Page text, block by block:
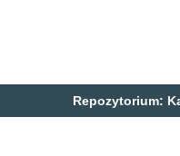
Repozytorium: